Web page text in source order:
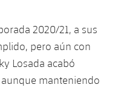
2020/21, a sus
pero aún con
Losada acabó
manteniendo